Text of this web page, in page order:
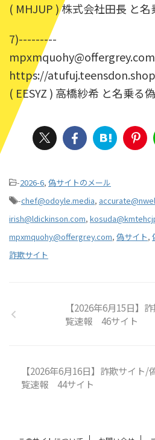
( MHJUP ) 株式会社田長 と名
7)---------
mpxmquohy@offergrey.com
https://
( EESYZ ) 高橋紗希 と名乗る
-2026-6, 偽サイトのメール
-chef@odoyle.media,
irish@ldickinson.com,
mpxmquohy@offergrey.com, 偽サイト,
詐欺サイト
【2026年6月15日】
覧速報 46サイト
【2026年6月16日】詐欺サイト/
覧速報 44サイト